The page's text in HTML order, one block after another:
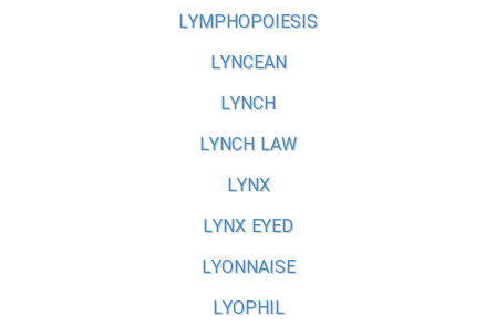
LYMPHOPOIESIS
LYNCEAN
LYNCH
LYNCH LAW
LYNX
LYNX EYED
LYONNAISE
LYOPHIL